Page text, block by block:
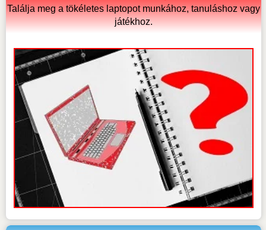
Találja meg a tökéletes laptopot munkához, tanuláshoz vagy
játékhoz.